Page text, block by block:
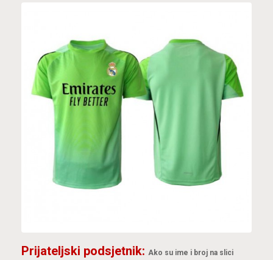
Prijateljski podsjetnik: Ako su ime i broj na slici